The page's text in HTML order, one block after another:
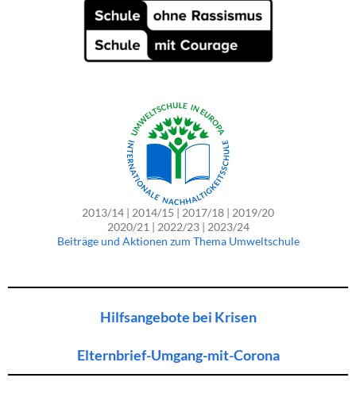
2013/14 | 2014/15 | 2017/18 | 2019/20
2020/21 | 2022/23 | 2023/24
Beiträge und Aktionen zum Thema Umweltschule
Hilfsangebote bei Krisen
Elternbrief-Umgang-mit-Corona